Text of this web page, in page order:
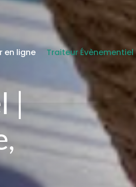
en ligne Traiteur Évènementiel
|